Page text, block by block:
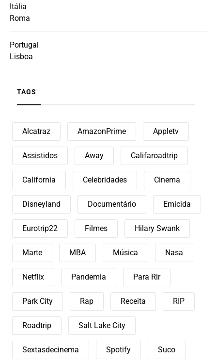
Itália
Roma
Portugal
Lisboa
TAGS
Alcatraz AmazonPrime Appletv
Assistidos Away Califaroadtrip
California Celebridades Cinema
Disneyland Documentário Emicida
Eurotrip22 Filmes Hilary Swank
Marte MBA Música Nasa
Netflix Pandemia Para Rir
Park City Rap Receita RIP
Roadtrip Salt Lake City
Sextasdecinema Spotify Suco